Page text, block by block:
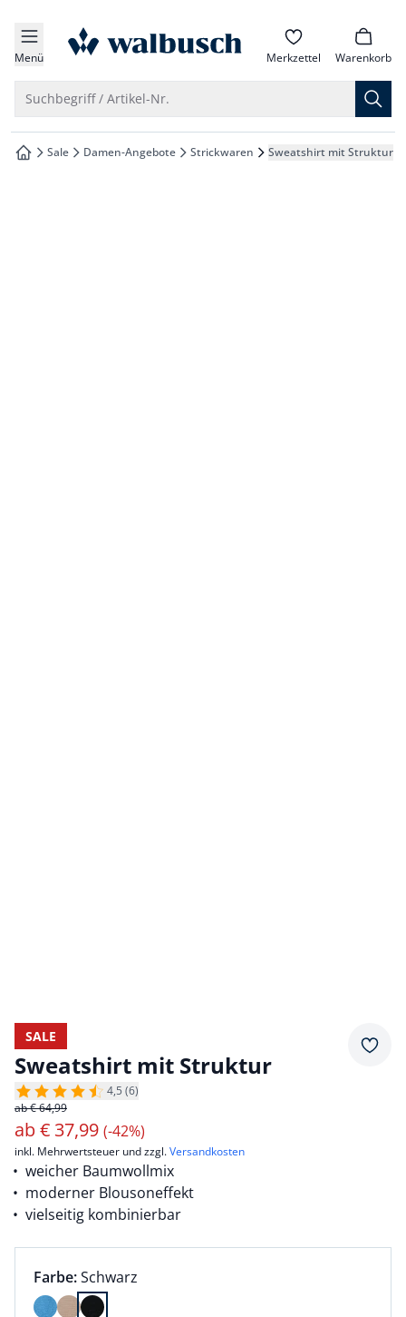
springen
springen
springen
springen
Menü zur Startseite Merkzettel Warenkorb
Suchbegriff / Artikel-Nr.
zur Startseite
Sale Damen-Angebote Strickwaren Sweatshirt mit Struktur
SALE
Sweatshirt mit Struktur
4,5 (6)
ab € 64,99
ab€ 37,99 (-42%)
inkl. Mehrwertsteuer und zzgl.Versandkosten
weicher Baumwollmix
moderner Blousoneffekt
vielseitig kombinierbar
Farbauswahl:
Farbe:aktuell ausgewählt:
Schwarz
Farbe Schwarz ausgewählt